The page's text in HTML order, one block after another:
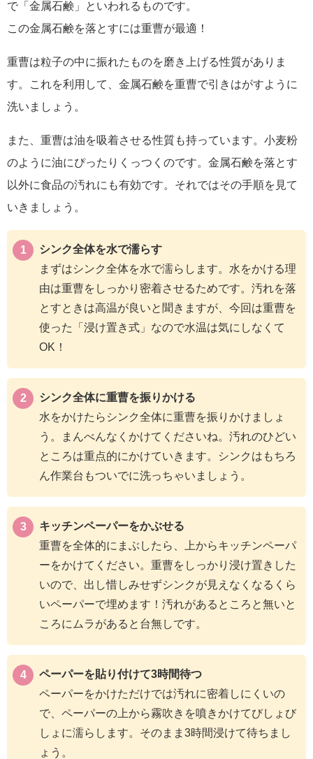
で「金属石鹸」といわれるものです。
この金属石鹸を落とすには重曹が最適！
重曹は粒子の中に振れたものを磨き上げる性質がありま
す。これを利用して、金属石鹸を重曹で引きはがすように
洗いましょう。
また、重曹は油を吸着させる性質も持っています。小麦粉
のように油にぴったりくっつくのです。金属石鹸を落とす
以外に食品の汚れにも有効です。それではその手順を見て
いきましょう。
シンク全体を水で濡らす
まずはシンク全体を水で濡らします。水をかける理
由は重曹をしっかり密着させるためです。汚れを落
とすときは高温が良いと聞きますが、今回は重曹を
使った「浸け置き式」なので水温は気にしなくて
OK！
シンク全体に重曹を振りかける
水をかけたらシンク全体に重曹を振りかけましょ
う。まんべんなくかけてくださいね。汚れのひどい
ところは重点的にかけていきます。シンクはもちろ
ん作業台もついでに洗っちゃいましょう。
キッチンペーパーをかぶせる
重曹を全体的にまぶしたら、上からキッチンペーパ
ーをかけてください。重曹をしっかり浸け置きした
いので、出し惜しみせずシンクが見えなくなるくら
いペーパーで埋めます！汚れがあるところと無いと
ころにムラがあると台無しです。
ペーパーを貼り付けて3時間待つ
ペーパーをかけただけでは汚れに密着しにくいの
で、ペーパーの上から霧吹きを噴きかけてびしょび
しょに濡らします。そのまま3時間浸けて待ちまし
ょう。